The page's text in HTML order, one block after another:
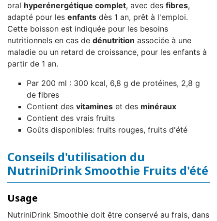
oral hyperénergétique complet, avec des fibres,
adapté pour les enfants dès 1 an, prêt à l'emploi.
Cette boisson est indiquée pour les besoins
nutritionnels en cas de dénutrition associée à une
maladie ou un retard de croissance, pour les enfants à
partir de 1 an.
Par 200 ml : 300 kcal, 6,8 g de protéines, 2,8 g
de fibres
Contient des vitamines et des minéraux
Contient des vrais fruits
Goûts disponibles: fruits rouges, fruits d'été
Conseils d'utilisation du
NutriniDrink Smoothie Fruits d'été
Usage
NutriniDrink Smoothie doit être conservé au frais, dans